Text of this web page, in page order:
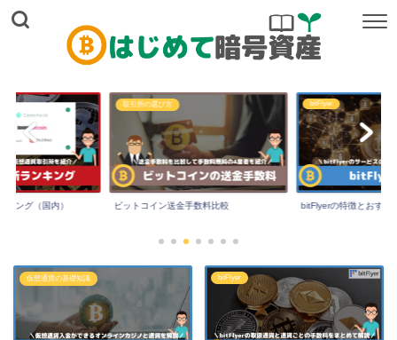
キング（国内）
取引所の選び方
ビットコイン送金手数料比較
bitFlyer
bitFlyerの特徴とおすす
仮想通貨の基礎知識 bitFlyer